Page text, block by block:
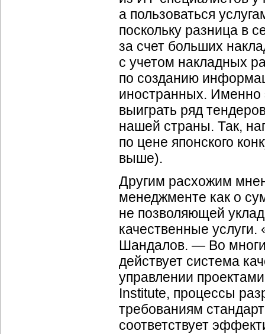
а пользоваться
поскольку разница в
за счет больших
с учетом накладных
по созданию
иностранных. Именно
выиграть ряд
нашей страны. Так,
по цене японского
выше).
Другим расхожим
менеджменте как о
не позволяющей
качественные
Шандалов. — Во
действует система
управлении
Institute, процессы
требованиям
соответствует